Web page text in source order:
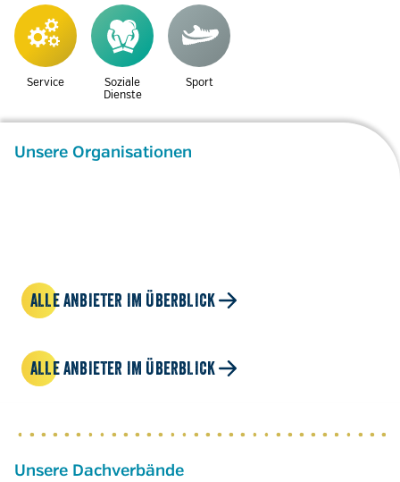
Service
Soziale
Dienste
Sport
Unsere Organisationen
ALLE ANBIETER IM ÜBERBLICK
ALLE ANBIETER IM ÜBERBLICK